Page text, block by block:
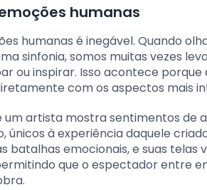
humanas
humanas é inegável. Quando
sinfonia, somos muitas vezes
ou inspirar. Isso acontece
com os aspectos mais
artista mostra sentimentos de
únicos à experiência daquele
batalhas emocionais, e suas
que o espectador entre